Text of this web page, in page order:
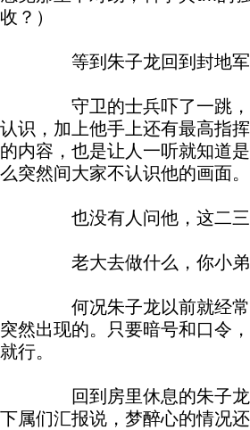
收？）
等到朱子龙回到封地军
守卫的士兵吓了一跳，
认识，加上他手上还有最高指
的内容，也是让人一听就知道
么突然间大家不认识他的画面。
也没有人问他，这二三天
老大去做什么，你小弟有
何况朱子龙以前就经常
突然出现的。只要暗号和口令
就行。
回到房里休息的朱子龙
下属们汇报说，梦醉心的情况